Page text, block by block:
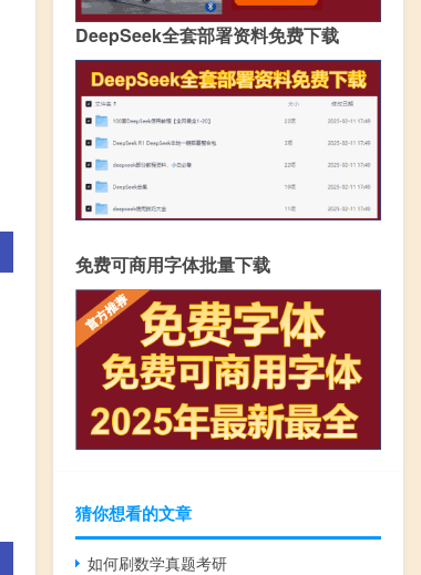
DeepSeek全套部署资料免费下载
免费可商用字体批量下载
猜你想看的文章
如何刷数学真题考研